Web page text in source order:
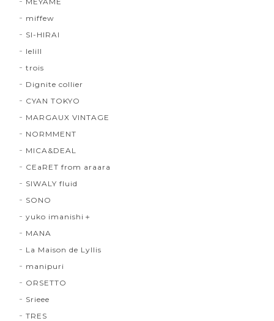
miffew
SI-HIRAI
lelill
trois
Dignite collier
CYAN TOKYO
MARGAUX VINTAGE
NORMMENT
MICA&DEAL
CEaRET from araara
SIWALY fluid
SONO
yuko imanishi＋
MANA
La Maison de Lyllis
manipuri
ORSETTO
Srieee
TRES